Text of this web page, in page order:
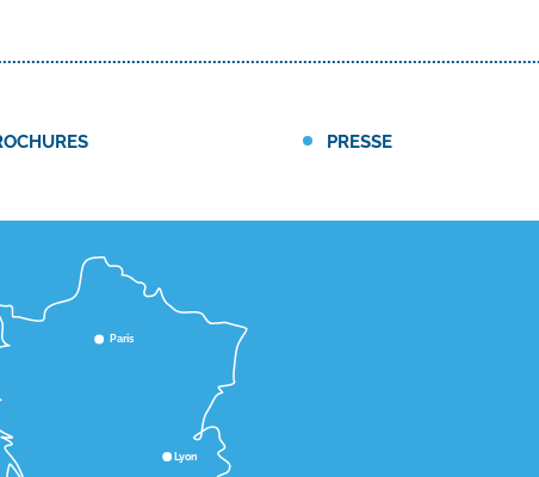
PRESSE
Lyon
Paris